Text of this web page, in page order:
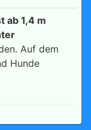
ab 1,4 m
Auf dem
Hunde